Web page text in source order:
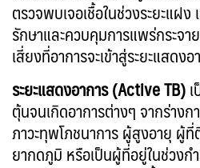
ตรวจพบเจอเชื้อในช่วงระยะแฝ
รักษาและควบคุมการแพร่กระจ
เสี่ยงที่อาการจะเข้าสู่ระยะแสดงอ
ระยะแสดงอาการ (Active TB)
ตุ้นจนเกิดอาการต่างๆ จากร่าง
ภาวะทุพโภชนาการ ผู้สูงอายุ ผู้
ยากดภูมิ หรือเป็นผู้ที่อยู่ในช่วง